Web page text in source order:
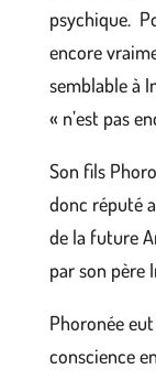
psychique.
encore
semblable à
« n’est pas
Son fils
donc réputé
de la future
par son père
Phoronée
conscience